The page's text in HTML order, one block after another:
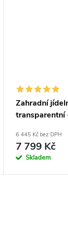
Zahradní
transparentní
6 445 Kč bez DPH
7 799 Kč
Skladem